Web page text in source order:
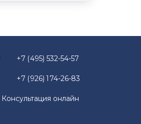
+7 (495) 532-54-57
+7 (926) 174-26-83
Консультация онлайн